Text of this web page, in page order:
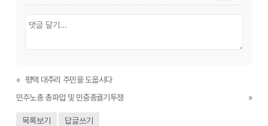
« 평택 대추리 주민을 도웁시다
민주노총 총파업 및 민중총궐기투쟁
»
목록보기 답글쓰기